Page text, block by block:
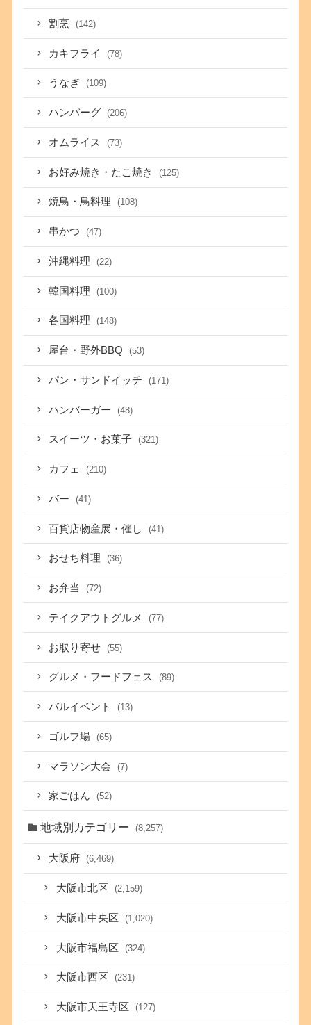
割烹 (142)
カキフライ (78)
うなぎ (109)
ハンバーグ (206)
オムライス (73)
お好み焼き・たこ焼き (125)
焼鳥・鳥料理 (108)
串かつ (47)
沖縄料理 (22)
韓国料理 (100)
各国料理 (148)
屋台・野外BBQ (53)
パン・サンドイッチ (171)
ハンバーガー (48)
スイーツ・お菓子 (321)
カフェ (210)
バー (41)
百貨店物産展・催し (41)
おせち料理 (36)
お弁当 (72)
テイクアウトグルメ (77)
お取り寄せ (55)
グルメ・フードフェス (89)
バルイベント (13)
ゴルフ場 (65)
マラソン大会 (7)
家ごはん (52)
地域別カテゴリー (8,257)
大阪府 (6,469)
大阪市北区 (2,159)
大阪市中央区 (1,020)
大阪市福島区 (324)
大阪市西区 (231)
大阪市天王寺区 (127)